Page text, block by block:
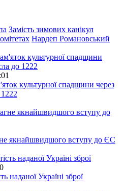
Замість зимових канікул
Нардеп Романовський
культурної спадщини через
якнайшвидшого вступу до ЄС
наданої Україні зброї